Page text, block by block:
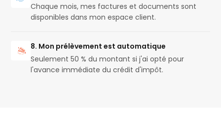
Chaque mois, mes factures et documents sont
disponibles dans mon espace client.
8. Mon prélèvement est automatique
Seulement 50 % du montant si j'ai opté pour
l'avance immédiate du crédit d'impôt.